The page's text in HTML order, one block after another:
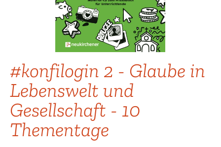
#konfilogin 2 - Glaube in
Lebenswelt und
Gesellschaft - 10
Thementage